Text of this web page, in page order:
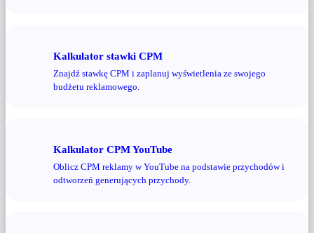
Kalkulator stawki CPM
Znajdź stawkę CPM i zaplanuj wyświetlenia ze swojego
budżetu reklamowego.
Kalkulator CPM YouTube
Oblicz CPM reklamy w YouTube na podstawie przychodów i
odtworzeń generujących przychody.